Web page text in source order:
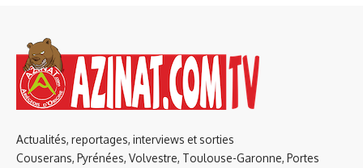
Actualités, reportages, interviews et sorties
Couserans, Pyrénées, Volvestre, Toulouse-Garonne, Portes